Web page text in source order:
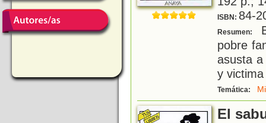
ISBN: 84-
Resumen:
pobre
asusta
y
Temática:
El